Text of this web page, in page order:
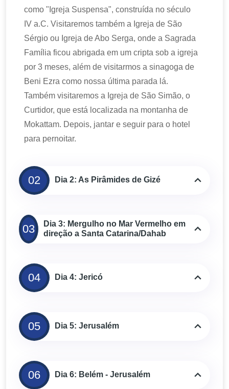
como "Igreja Suspensa", construída no século
IV a.C. Visitaremos também a Igreja de São
Sérgio ou Igreja de Abo Serga, onde a Sagrada
Família ficou abrigada em um cripta sob a igreja
por 3 meses, além de visitarmos a sinagoga de
Beni Ezra como nossa última parada lá.
Também visitaremos a Igreja de São Simão, o
Curtidor, que está localizada na montanha de
Mokattam. Depois, jantar e seguir para o hotel
para pernoitar.
02 Dia 2: As Pirâmides de Gizé
03
Dia 3: Mergulho no Mar Vermelho em
direção a Santa Catarina/Dahab
04 Dia 4: Jericó
05 Dia 5: Jerusalém
06 Dia 6: Belém - Jerusalém